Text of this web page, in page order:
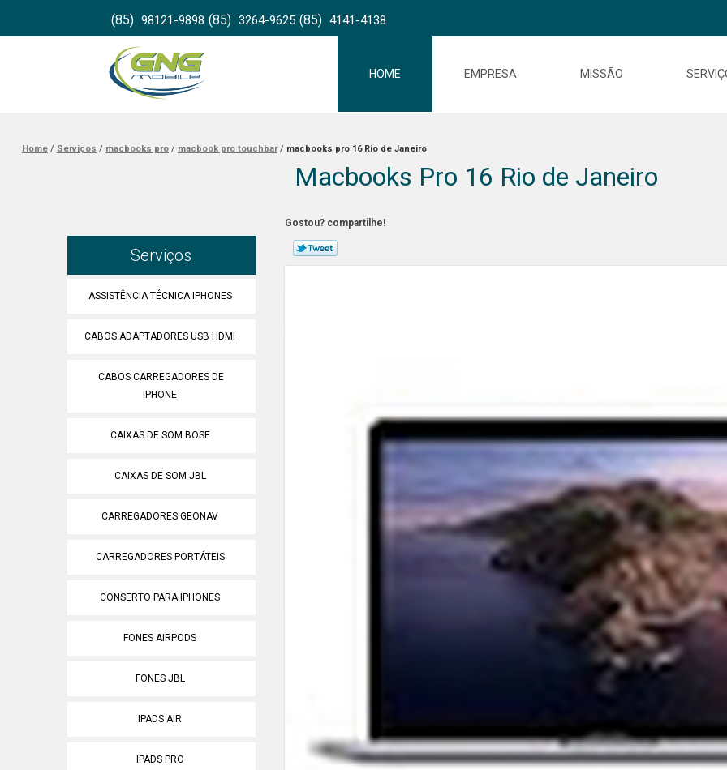
HOME EMPRESA MISSÃO
(85) 98121-9898 (85) 3264-9625 (85) 4141-4138
Home Serviços macbooks pro macbook pro touchbar macbooks pro 16 Rio de Janeiro
Serviços
ASSISTÊNCIA TÉCNICA IPHONES
CABOS ADAPTADORES USB HDMI
CABOS CARREGADORES DE
IPHONE
CAIXAS DE SOM BOSE
CAIXAS DE SOM JBL
CARREGADORES GEONAV
CARREGADORES PORTÁTEIS
CONSERTO PARA IPHONES
FONES AIRPODS
FONES JBL
IPADS AIR
IPADS PRO
Macbooks Pro 16 Rio de Janeiro
Gostou? compartilhe!